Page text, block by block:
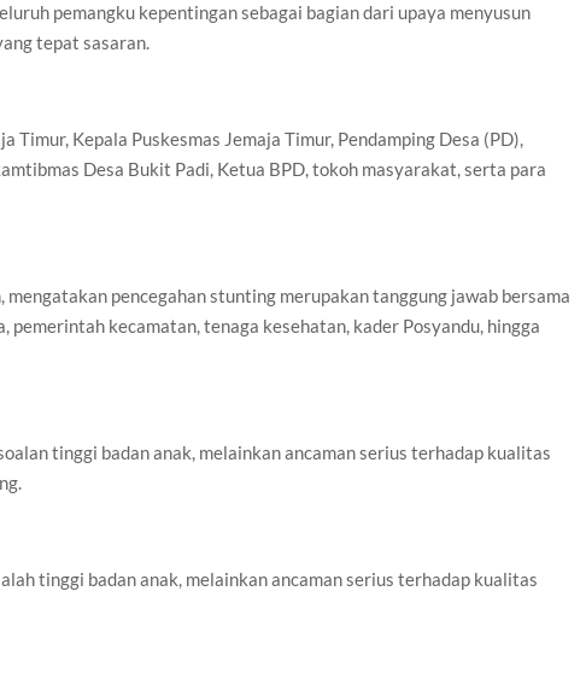
pemangku kepentingan sebagai bagian dari upaya menyusun
tepat sasaran.
Kepala Puskesmas Jemaja Timur, Pendamping Desa (PD),
Desa Bukit Padi, Ketua BPD, tokoh masyarakat, serta para
mengatakan pencegahan stunting merupakan tanggung jawab bersama
pemerintah kecamatan, tenaga kesehatan, kader Posyandu, hingga
tinggi badan anak, melainkan ancaman serius terhadap kualitas
tinggi badan anak, melainkan ancaman serius terhadap kualitas